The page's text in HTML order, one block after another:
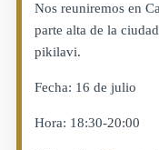
Nos reuniremos en
parte alta de la
pikilavi.
Fecha: 16 de julio
Hora: 18:30-20:00